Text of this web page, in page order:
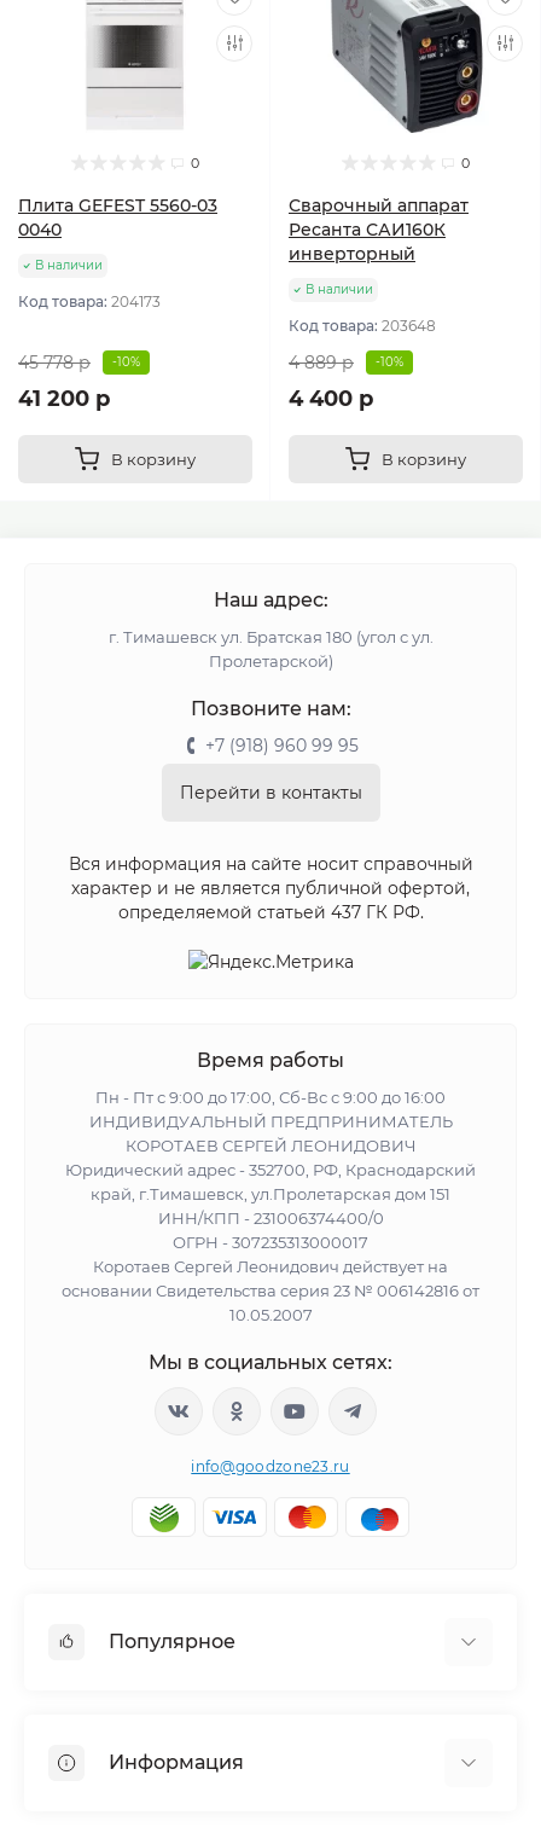
0
Плита GEFEST 5560-03
0040
В наличии
Код товара: 204173
45 778 р -10%
41 200 р
В корзину
0
Сварочный аппарат
Ресанта САИ160К
инверторный
В наличии
Код товара: 203648
4 889 р -10%
4 400 р
В корзину
Наш адрес:
г. Тимашевск ул. Братская 180 (угол с ул.
Пролетарской)
Позвоните нам:
+7 (918) 960 99 95
Перейти в контакты
Вся информация на сайте носит справочный
характер и не является публичной офертой,
определяемой статьей 437 ГК РФ.
Время работы
Пн - Пт с 9:00 до 17:00, Сб-Вс с 9:00 до 16:00
ИНДИВИДУАЛЬНЫЙ ПРЕДПРИНИМАТЕЛЬ
КОРОТАЕВ СЕРГЕЙ ЛЕОНИДОВИЧ
Юридический адрес - 352700, РФ, Краснодарский
край, г.Тимашевск, ул.Пролетарская дом 151
ИНН/КПП - 231006374400/0
ОГРН - 307235313000017
Коротаев Сергей Леонидович действует на
основании Свидетельства серия 23 № 006142816 от
10.05.2007
Мы в социальных сетях:
info@goodzone23.ru
Популярное
Сушильные машины
Информация